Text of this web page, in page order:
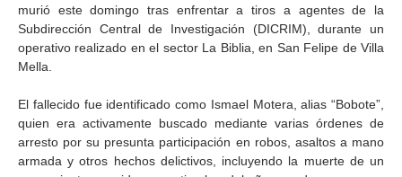
murió este domingo tras enfrentar a tiros a agentes de la
Subdirección Central de Investigación (DICRIM), durante un
operativo realizado en el sector La Biblia, en San Felipe de Villa
Mella.
El fallecido fue identificado como Ismael Motera, alias “Bobote”,
quien era activamente buscado mediante varias órdenes de
arresto por su presunta participación en robos, asaltos a mano
armada y otros hechos delictivos, incluyendo la muerte de un